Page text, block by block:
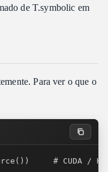
de T.symbolic em
Para ver o que o
# CUDA /